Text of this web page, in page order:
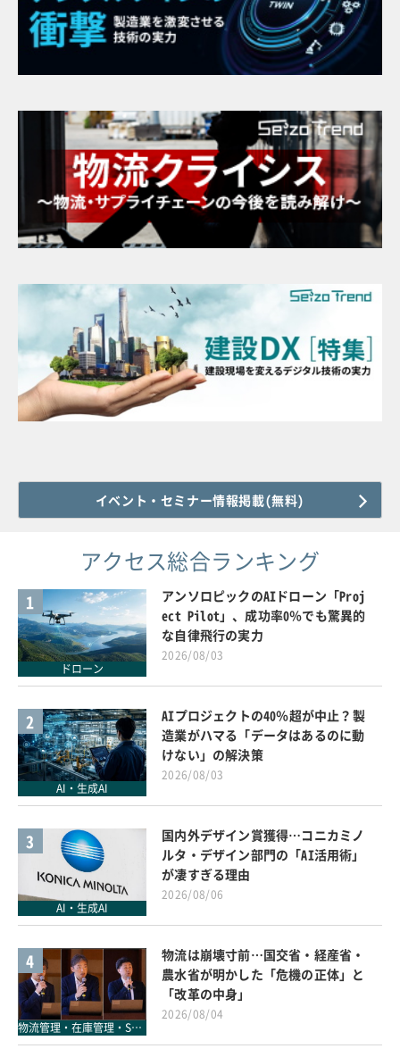
イベント・セミナー情報掲載(無料)
アクセス総合ランキング
1
ドローン
アンソロピックのAIドローン「Proj
ect Pilot」、成功率0％でも驚異的
な自律飛行の実力
2026/08/03
2
AI・生成AI
AIプロジェクトの40％超が中止？製
造業がハマる「データはあるのに動
けない」の解決策
2026/08/03
3
AI・生成AI
国内外デザイン賞獲得…コニカミノ
ルタ・デザイン部門の「AI活用術」
が凄すぎる理由
2026/08/06
4
物流管理・在庫管理・SCM
物流は崩壊寸前…国交省・経産省・
農水省が明かした「危機の正体」と
「改革の中身」
2026/08/04